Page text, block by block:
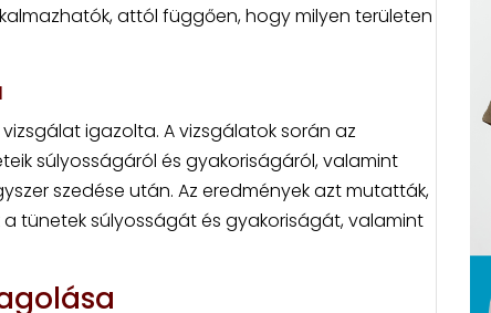
attól függően, hogy milyen területen
igazolta. A vizsgálatok során az
súlyosságáról és gyakoriságáról, valamint
szedése után. Az eredmények azt mutatták,
tünetek súlyosságát és gyakoriságát, valamint